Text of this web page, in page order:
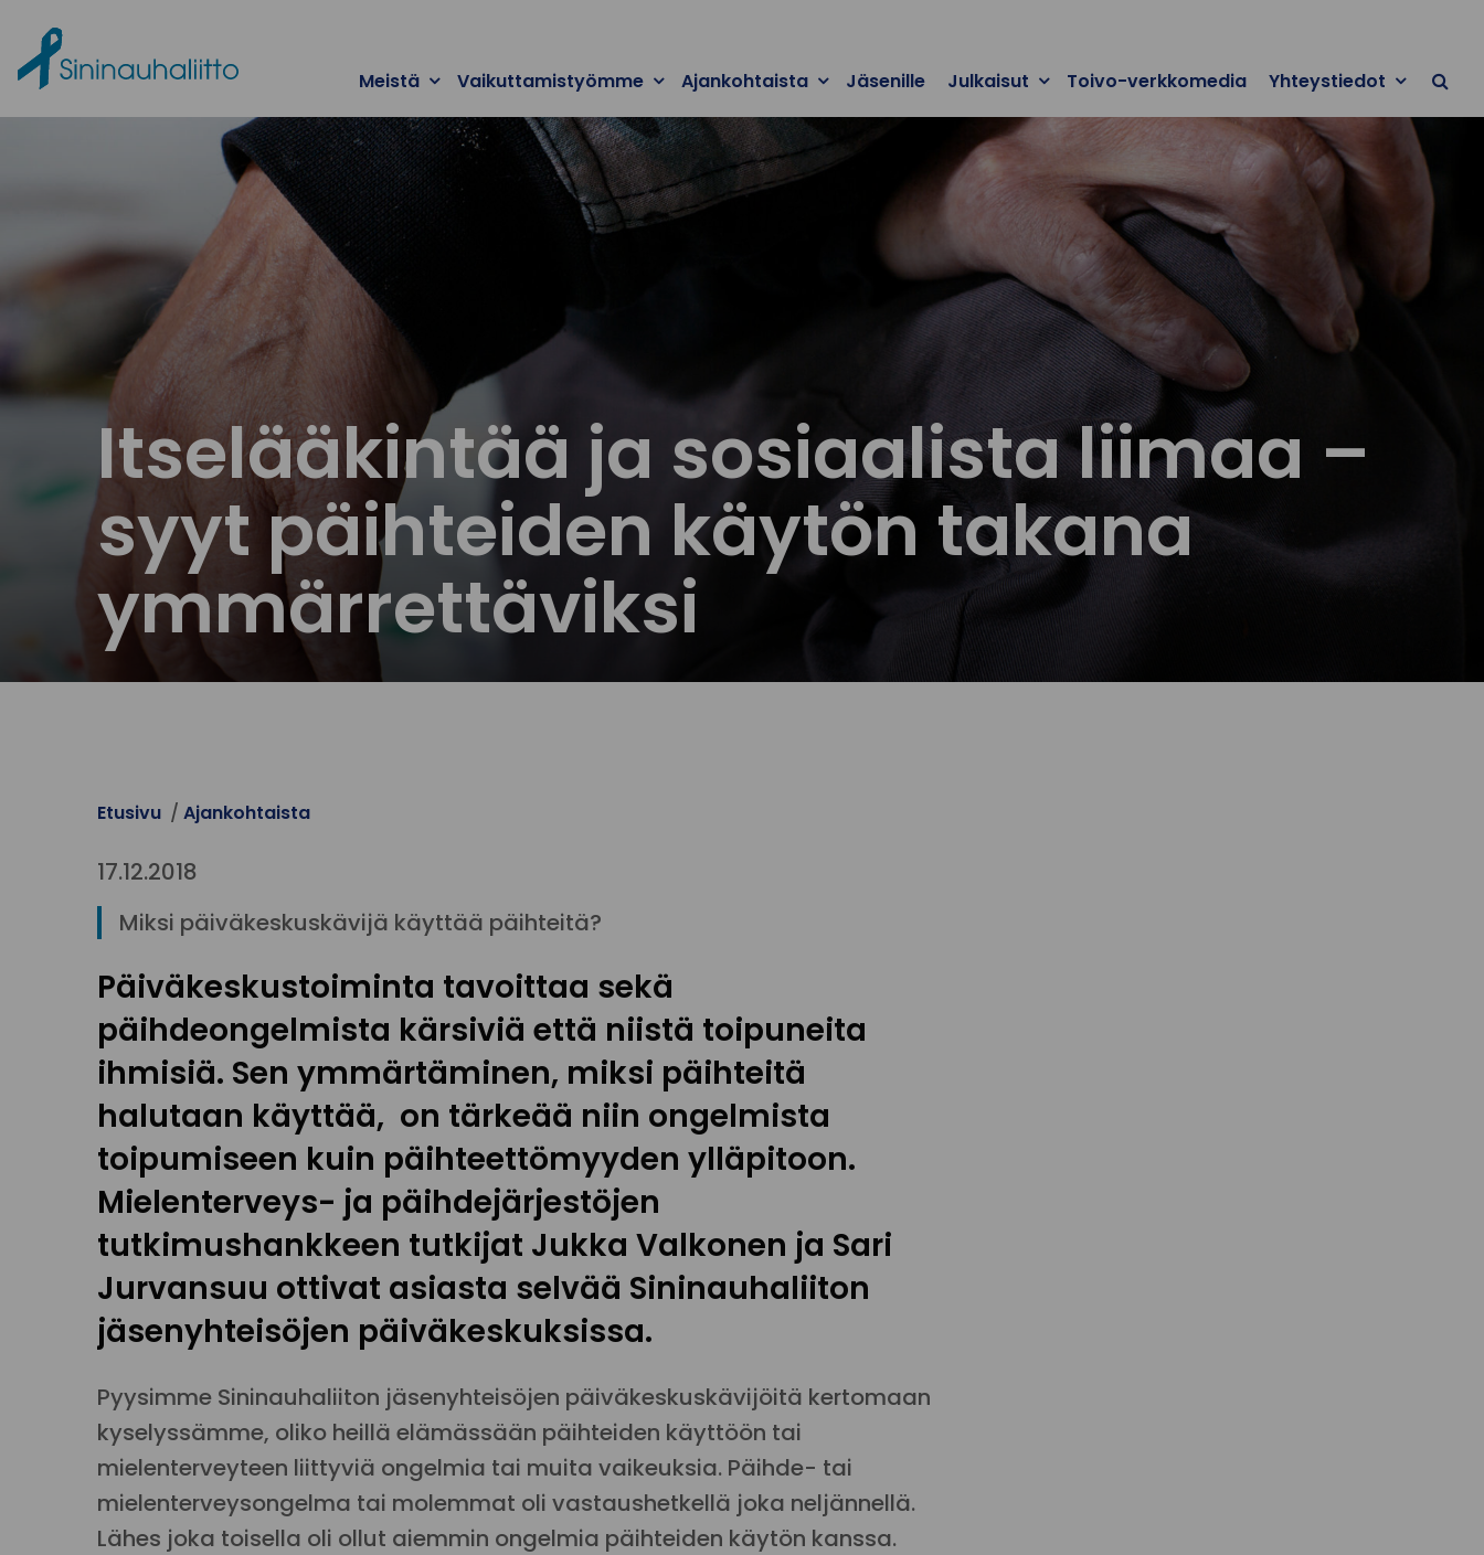
Meistä Vaikuttamistyömme Ajankohtaista Jäsenille Julkaisut Toivo-verkkomedia Yhteystiedot
Itselääkintää ja sosiaalista liimaa –
syyt päihteiden käytön takana
ymmärrettäviksi
Etusivu Ajankohtaista
17.12.2018
Miksi päiväkeskuskävijä käyttää päihteitä?
Päiväkeskustoiminta tavoittaa sekä
päihdeongelmista kärsiviä että niistä toipuneita
ihmisiä. Sen ymmärtäminen, miksi päihteitä
halutaan käyttää, on tärkeää niin ongelmista
toipumiseen kuin päihteettömyyden ylläpitoon.
Mielenterveys- ja päihdejärjestöjen
tutkimushankkeen tutkijat Jukka Valkonen ja Sari
Jurvansuu ottivat asiasta selvää Sininauhaliiton
jäsenyhteisöjen päiväkeskuksissa.
Pyysimme Sininauhaliiton jäsenyhteisöjen päiväkeskuskävijöitä kertomaan
kyselyssämme, oliko heillä elämässään päihteiden käyttöön tai
mielenterveyteen liittyviä ongelmia tai muita vaikeuksia. Päihde- tai
mielenterveysongelma tai molemmat oli vastaushetkellä joka neljännellä.
Lähes joka toisella oli ollut aiemmin ongelmia päihteiden käytön kanssa.